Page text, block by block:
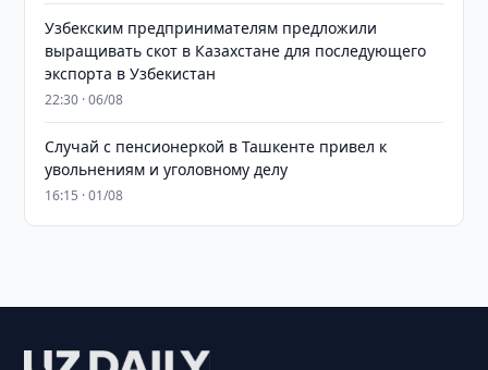
Узбекским предпринимателям предложили
выращивать скот в Казахстане для последующего
экспорта в Узбекистан
22:30 · 06/08
Случай с пенсионеркой в Ташкенте привел к
увольнениям и уголовному делу
16:15 · 01/08